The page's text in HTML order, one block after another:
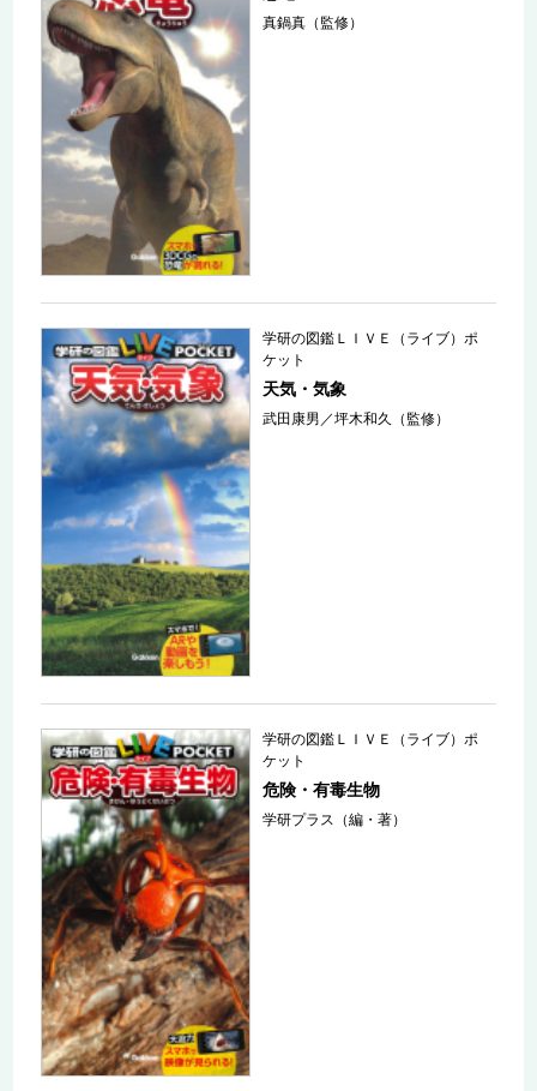
真鍋真（監修）
学研の図鑑ＬＩＶＥ（ライブ）ポ
ケット
天気・気象
武田康男／坪木和久（監修）
学研の図鑑ＬＩＶＥ（ライブ）ポ
ケット
危険・有毒生物
学研プラス（編・著）